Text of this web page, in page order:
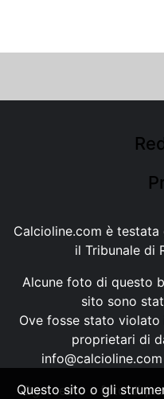
Calcioline.com è
il Tribunale di
Alcune foto di questo
sito sono
Ove fosse stato
proprietari di
info@calcioline.com
Ogni testo e foto di
Questo sito o gli